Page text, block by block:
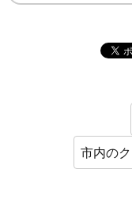
市内の